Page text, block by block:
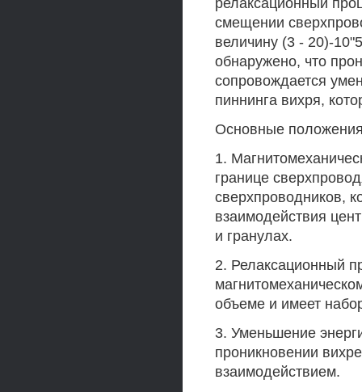
релаксационный
смещении
величину (3 - 20)-
обнаружено, что
сопровождается
пиннинга вихря,
Основные
1.
границе
сверхпроводников,
взаимодействия
и гранулах.
2. Релаксационный
объеме и имеет
3. Уменьшение
проникновении
взаимодействием.